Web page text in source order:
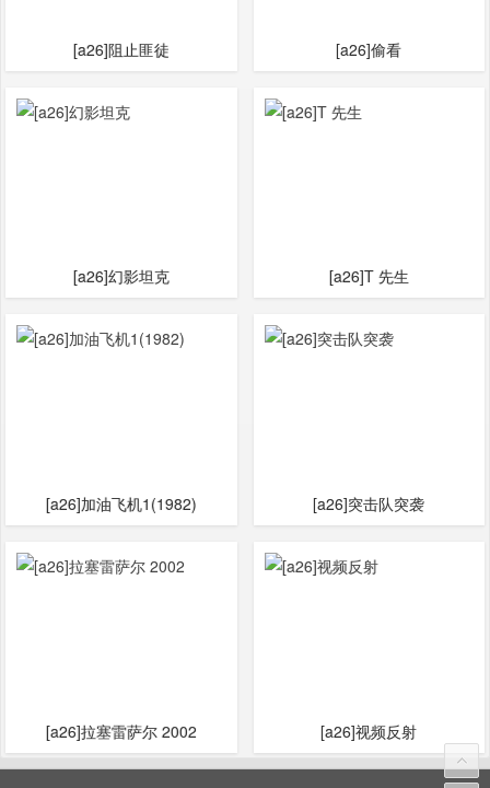
[a26]阻止匪徒 [a26]偷看
[a26]幻影坦克 [a26]T 先生
[a26]加油飞机1(1982) [a26]突击队突袭
[a26]拉塞雷萨尔 2002 [a26]视频反射